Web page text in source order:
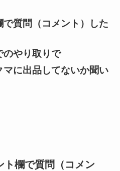
質問（コメント）した
のやり取りで
に出品してないか聞い
ト欄で質問（コメン